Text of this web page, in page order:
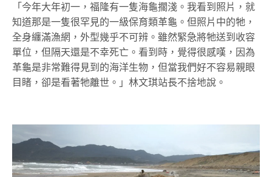
「今年大年初一，福隆有一隻海龜擱淺。我看到照片，就
知道那是一隻很罕見的一級保育類革龜。但照片中的牠，
全身纏滿漁網，外型幾乎不可辨。雖然緊急將牠送到收容
單位，但隔天還是不幸死亡。看到時，覺得很感嘆，因為
革龜是非常難得見到的海洋生物，但當我們好不容易親眼
目睹，卻是看著牠離世。」林文琪站長不捨地說。